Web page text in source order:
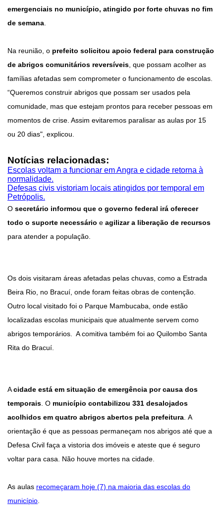
emergenciais no município, atingido por forte chuvas no fim
de semana.
Na reunião, o prefeito solicitou apoio federal para construção
de abrigos comunitários reversíveis, que possam acolher as
famílias afetadas sem comprometer o funcionamento de escolas.
“Queremos construir abrigos que possam ser usados pela
comunidade, mas que estejam prontos para receber pessoas em
momentos de crise. Assim evitaremos paralisar as aulas por 15
ou 20 dias", explicou.
Notícias relacionadas:
Escolas voltam a funcionar em Angra e cidade retorna à
normalidade.
Defesas civis vistoriam locais atingidos por temporal em
Petrópolis.
O secretário informou que o governo federal irá oferecer
todo o suporte necessário e agilizar a liberação de recursos
para atender a população.
Os dois visitaram áreas afetadas pelas chuvas, como a Estrada
Beira Rio, no Bracuí, onde foram feitas obras de contenção.
Outro local visitado foi o Parque Mambucaba, onde estão
localizadas escolas municipais que atualmente servem como
abrigos temporários. A comitiva também foi ao Quilombo Santa
Rita do Bracuí.
Acidade está em situação de emergência por causa dos
temporais. O município contabilizou 331 desalojados
acolhidos em quatro abrigos abertos pela prefeitura. A
orientação é que as pessoas permaneçam nos abrigos até que a
Defesa Civil faça a vistoria dos imóveis e ateste que é seguro
voltar para casa. Não houve mortes na cidade.
As aulas recomeçaram hoje (7) na maioria das escolas do
município.